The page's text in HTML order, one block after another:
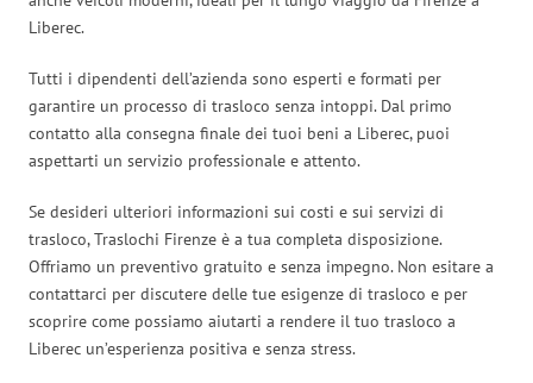
Liberec.
Tutti i dipendenti dell’azienda sono esperti e formati per
garantire un processo di trasloco senza intoppi. Dal primo
contatto alla consegna finale dei tuoi beni a Liberec, puoi
aspettarti un servizio professionale e attento.
Se desideri ulteriori informazioni sui costi e sui servizi di
trasloco, Traslochi Firenze è a tua completa disposizione.
Offriamo un preventivo gratuito e senza impegno. Non esitare a
contattarci per discutere delle tue esigenze di trasloco e per
scoprire come possiamo aiutarti a rendere il tuo trasloco a
Liberec un’esperienza positiva e senza stress.